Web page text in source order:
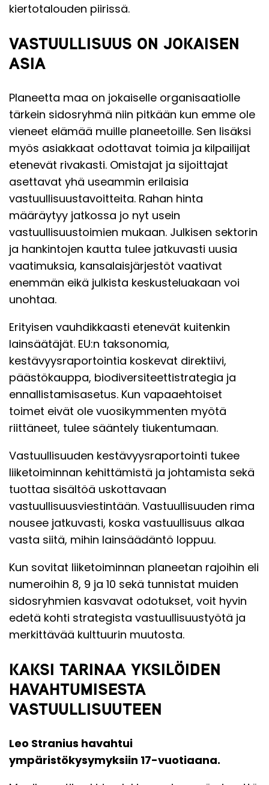
kiertotalouden piirissä.
VASTUULLISUUS ON JOKAISEN
ASIA
Planeetta maa on jokaiselle organisaatiolle
tärkein sidosryhmä niin pitkään kun emme ole
vieneet elämää muille planeetoille. Sen lisäksi
myös asiakkaat odottavat toimia ja kilpailijat
etenevät rivakasti. Omistajat ja sijoittajat
asettavat yhä useammin erilaisia
vastuullisuustavoitteita. Rahan hinta
määräytyy jatkossa jo nyt usein
vastuullisuustoimien mukaan. Julkisen sektorin
ja hankintojen kautta tulee jatkuvasti uusia
vaatimuksia, kansalaisjärjestöt vaativat
enemmän eikä julkista keskusteluakaan voi
unohtaa.
Erityisen vauhdikkaasti etenevät kuitenkin
lainsäätäjät. EU:n taksonomia,
kestävyysraportointia koskevat direktiivi,
päästökauppa, biodiversiteettistrategia ja
ennallistamisasetus. Kun vapaaehtoiset
toimet eivät ole vuosikymmenten myötä
riittäneet, tulee sääntely tiukentumaan.
Vastuullisuuden kestävyysraportointi tukee
liiketoiminnan kehittämistä ja johtamista sekä
tuottaa sisältöä uskottavaan
vastuullisuusviestintään. Vastuullisuuden rima
nousee jatkuvasti, koska vastuullisuus alkaa
vasta siitä, mihin lainsäädäntö loppuu.
Kun sovitat liiketoiminnan planeetan rajoihin eli
numeroihin 8, 9 ja 10 sekä tunnistat muiden
sidosryhmien kasvavat odotukset, voit hyvin
edetä kohti strategista vastuullisuustyötä ja
merkittävää kulttuurin muutosta.
KAKSI TARINAA YKSILÖIDEN
HAVAHTUMISESTA
VASTUULLISUUTEEN
Leo Stranius havahtui
ympäristökysymyksiin 17-vuotiaana.